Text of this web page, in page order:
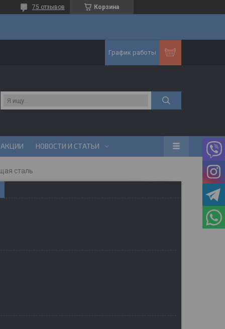
Корзина
75 отзывов
График работы
АКЦИИ НОВОСТИ И СТАТЬИ
сталь